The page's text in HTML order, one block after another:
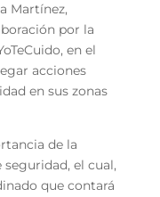
Martínez,
por la
en el
acciones
en sus zonas
de la
el cual,
que contará